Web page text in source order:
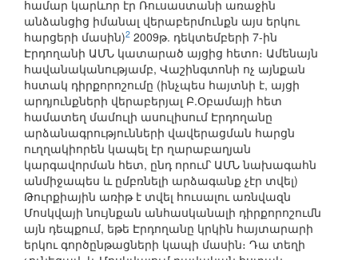
համար կարևոր էր Ռուսաստանի առաջին
անձանցից իմանալ վերաբերմունքն այս երկու
հարցերի մասին)2 2009թ. դեկտեմբերի 7-ին
Էրդողանի ԱՄՆ կատարած այցից հետո։ Ամենայն
հավանականությամբ, Վաշինգտոնի ոչ այնքան
հստակ դիրքորոշումը (ինչպես հայտնի է, այցի
արդյունքների վերաբերյալ Բ.Օբամայի հետ
համատեղ մամուլի ասուլիսում Էրդողանը
արձանագրությունների վավերացման հարցն
ուղղակիորեն կապել էր ղարաբաղյան
կարգավորման հետ, ընդ որում՝ ԱՄՆ նախագահն
անմիջապես և ըմբռնելի արձագանք չէր տվել)
Թուրքիային առիթ է տվել հուսալու առնվազն
Մոսկվայի նույնքան անհասկանալի դիրքորոշումն
այն դեպքում, եթե Էրդողանը կրկին հայտարարի
երկու գործընթացների կապի մասին։ Դա տեղի